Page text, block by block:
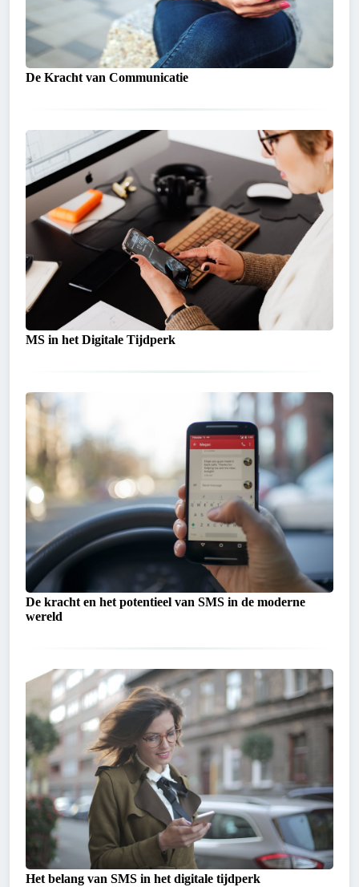
De Kracht van Communicatie
MS in het Digitale Tijdperk
De kracht en het potentieel van SMS in de moderne
wereld
Het belang van SMS in het digitale tijdperk